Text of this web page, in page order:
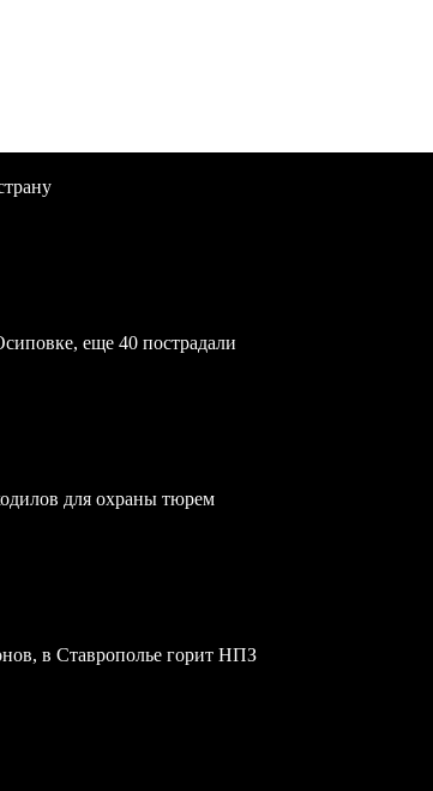
еще 40 пострадали
для охраны тюрем
в Ставрополье горит НПЗ